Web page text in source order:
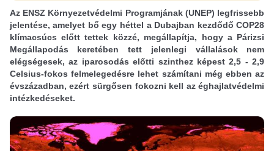
Az ENSZ Környezetvédelmi Programjának (UNEP) legfrissebb
jelentése, amelyet bő egy héttel a Dubajban kezdődő COP28
klímacsúcs előtt tettek közzé, megállapítja, hogy a Párizsi
Megállapodás keretében tett jelenlegi vállalások nem
elégségesek, az iparosodás előtti szinthez képest 2,5 - 2,9
Celsius-fokos felmelegedésre lehet számítani még ebben az
évszázadban, ezért sürgősen fokozni kell az éghajlatvédelmi
intézkedéseket.